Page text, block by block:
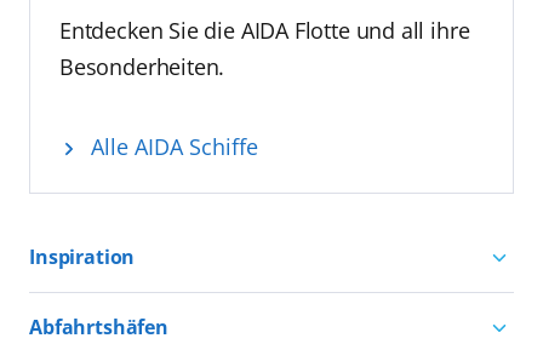
Entdecken Sie die AIDA Flotte und all ihre
Besonderheiten.
Alle AIDA Schiffe
Inspiration
Aktivurlaub mit AIDA
Abfahrtshäfen